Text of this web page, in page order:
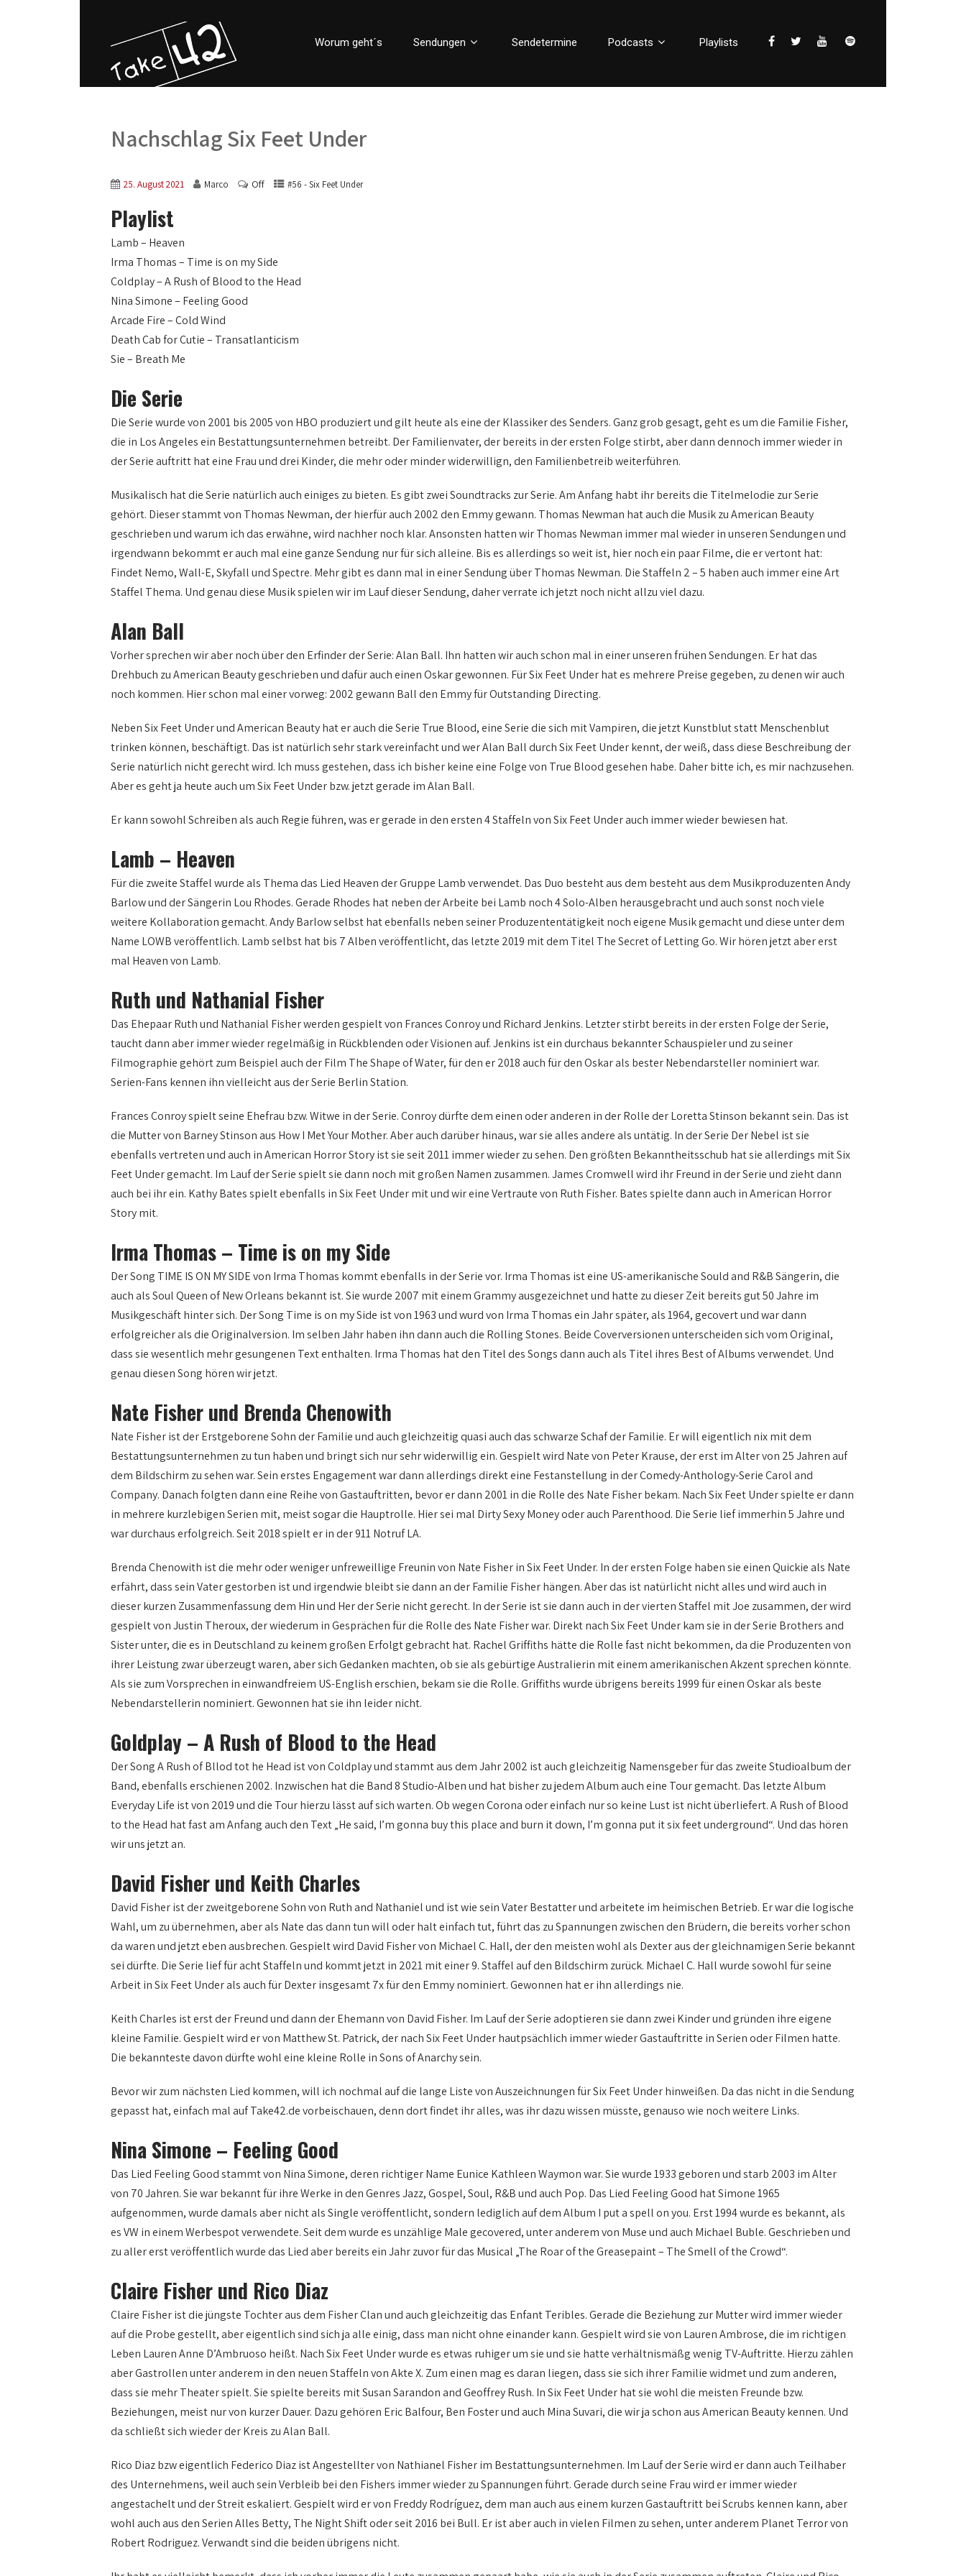
Worum geht´s Sendungen Sendetermine Podcasts Playlists
Nachschlag Six Feet Under
25. August 2021 Marco Off #56 - Six Feet Under
Playlist
Lamb – Heaven
Irma Thomas – Time is on my Side
Coldplay – A Rush of Blood to the Head
Nina Simone – Feeling Good
Arcade Fire – Cold Wind
Death Cab for Cutie – Transatlanticism
Sie – Breath Me
Die Serie
Die Serie wurde von 2001 bis 2005 von HBO produziert und gilt heute als eine der Klassiker des Senders. Ganz grob gesagt, geht es um die Familie Fisher,
die in Los Angeles ein Bestattungsunternehmen betreibt. Der Familienvater, der bereits in der ersten Folge stirbt, aber dann dennoch immer wieder in
der Serie auftritt hat eine Frau und drei Kinder, die mehr oder minder widerwillign, den Familienbetreib weiterführen.
Musikalisch hat die Serie natürlich auch einiges zu bieten. Es gibt zwei Soundtracks zur Serie. Am Anfang habt ihr bereits die Titelmelodie zur Serie
gehört. Dieser stammt von Thomas Newman, der hierfür auch 2002 den Emmy gewann. Thomas Newman hat auch die Musik zu American Beauty
geschrieben und warum ich das erwähne, wird nachher noch klar. Ansonsten hatten wir Thomas Newman immer mal wieder in unseren Sendungen und
irgendwann bekommt er auch mal eine ganze Sendung nur für sich alleine. Bis es allerdings so weit ist, hier noch ein paar Filme, die er vertont hat:
Findet Nemo, Wall-E, Skyfall und Spectre. Mehr gibt es dann mal in einer Sendung über Thomas Newman. Die Staffeln 2 – 5 haben auch immer eine Art
Staffel Thema. Und genau diese Musik spielen wir im Lauf dieser Sendung, daher verrate ich jetzt noch nicht allzu viel dazu.
Alan Ball
Vorher sprechen wir aber noch über den Erfinder der Serie: Alan Ball. Ihn hatten wir auch schon mal in einer unseren frühen Sendungen. Er hat das
Drehbuch zu American Beauty geschrieben und dafür auch einen Oskar gewonnen. Für Six Feet Under hat es mehrere Preise gegeben, zu denen wir auch
noch kommen. Hier schon mal einer vorweg: 2002 gewann Ball den Emmy für Outstanding Directing.
Neben Six Feet Under und American Beauty hat er auch die Serie True Blood, eine Serie die sich mit Vampiren, die jetzt Kunstblut statt Menschenblut
trinken können, beschäftigt. Das ist natürlich sehr stark vereinfacht und wer Alan Ball durch Six Feet Under kennt, der weiß, dass diese Beschreibung der
Serie natürlich nicht gerecht wird. Ich muss gestehen, dass ich bisher keine eine Folge von True Blood gesehen habe. Daher bitte ich, es mir nachzusehen.
Aber es geht ja heute auch um Six Feet Under bzw. jetzt gerade im Alan Ball.
Er kann sowohl Schreiben als auch Regie führen, was er gerade in den ersten 4 Staffeln von Six Feet Under auch immer wieder bewiesen hat.
Lamb – Heaven
Für die zweite Staffel wurde als Thema das Lied Heaven der Gruppe Lamb verwendet. Das Duo besteht aus dem besteht aus dem Musikproduzenten Andy
Barlow und der Sängerin Lou Rhodes. Gerade Rhodes hat neben der Arbeite bei Lamb noch 4 Solo-Alben herausgebracht und auch sonst noch viele
weitere Kollaboration gemacht. Andy Barlow selbst hat ebenfalls neben seiner Produzententätigkeit noch eigene Musik gemacht und diese unter dem
Name LOWB veröffentlich. Lamb selbst hat bis 7 Alben veröffentlicht, das letzte 2019 mit dem Titel The Secret of Letting Go. Wir hören jetzt aber erst
mal Heaven von Lamb.
Ruth und Nathanial Fisher
Das Ehepaar Ruth und Nathanial Fisher werden gespielt von Frances Conroy und Richard Jenkins. Letzter stirbt bereits in der ersten Folge der Serie,
taucht dann aber immer wieder regelmäßig in Rückblenden oder Visionen auf. Jenkins ist ein durchaus bekannter Schauspieler und zu seiner
Filmographie gehört zum Beispiel auch der Film The Shape of Water, für den er 2018 auch für den Oskar als bester Nebendarsteller nominiert war.
Serien-Fans kennen ihn vielleicht aus der Serie Berlin Station.
Frances Conroy spielt seine Ehefrau bzw. Witwe in der Serie. Conroy dürfte dem einen oder anderen in der Rolle der Loretta Stinson bekannt sein. Das ist
die Mutter von Barney Stinson aus How I Met Your Mother. Aber auch darüber hinaus, war sie alles andere als untätig. In der Serie Der Nebel ist sie
ebenfalls vertreten und auch in American Horror Story ist sie seit 2011 immer wieder zu sehen. Den größten Bekanntheitsschub hat sie allerdings mit Six
Feet Under gemacht. Im Lauf der Serie spielt sie dann noch mit großen Namen zusammen. James Cromwell wird ihr Freund in der Serie und zieht dann
auch bei ihr ein. Kathy Bates spielt ebenfalls in Six Feet Under mit und wir eine Vertraute von Ruth Fisher. Bates spielte dann auch in American Horror
Story mit.
Irma Thomas – Time is on my Side
Der Song TIME IS ON MY SIDE von Irma Thomas kommt ebenfalls in der Serie vor. Irma Thomas ist eine US-amerikanische Sould and R&B Sängerin, die
auch als Soul Queen of New Orleans bekannt ist. Sie wurde 2007 mit einem Grammy ausgezeichnet und hatte zu dieser Zeit bereits gut 50 Jahre im
Musikgeschäft hinter sich. Der Song Time is on my Side ist von 1963 und wurd von Irma Thomas ein Jahr später, als 1964, gecovert und war dann
erfolgreicher als die Originalversion. Im selben Jahr haben ihn dann auch die Rolling Stones. Beide Coverversionen unterscheiden sich vom Original,
dass sie wesentlich mehr gesungenen Text enthalten. Irma Thomas hat den Titel des Songs dann auch als Titel ihres Best of Albums verwendet. Und
genau diesen Song hören wir jetzt.
Nate Fisher und Brenda Chenowith
Nate Fisher ist der Erstgeborene Sohn der Familie und auch gleichzeitig quasi auch das schwarze Schaf der Familie. Er will eigentlich nix mit dem
Bestattungsunternehmen zu tun haben und bringt sich nur sehr widerwillig ein. Gespielt wird Nate von Peter Krause, der erst im Alter von 25 Jahren auf
dem Bildschirm zu sehen war. Sein erstes Engagement war dann allerdings direkt eine Festanstellung in der Comedy-Anthology-Serie Carol and
Company. Danach folgten dann eine Reihe von Gastauftritten, bevor er dann 2001 in die Rolle des Nate Fisher bekam. Nach Six Feet Under spielte er dann
in mehrere kurzlebigen Serien mit, meist sogar die Hauptrolle. Hier sei mal Dirty Sexy Money oder auch Parenthood. Die Serie lief immerhin 5 Jahre und
war durchaus erfolgreich. Seit 2018 spielt er in der 911 Notruf LA.
Brenda Chenowith ist die mehr oder weniger unfreweillige Freunin von Nate Fisher in Six Feet Under. In der ersten Folge haben sie einen Quickie als Nate
erfährt, dass sein Vater gestorben ist und irgendwie bleibt sie dann an der Familie Fisher hängen. Aber das ist natürlicht nicht alles und wird auch in
dieser kurzen Zusammenfassung dem Hin und Her der Serie nicht gerecht. In der Serie ist sie dann auch in der vierten Staffel mit Joe zusammen, der wird
gespielt von Justin Theroux, der wiederum in Gesprächen für die Rolle des Nate Fisher war. Direkt nach Six Feet Under kam sie in der Serie Brothers and
Sister unter, die es in Deutschland zu keinem großen Erfolgt gebracht hat. Rachel Griffiths hätte die Rolle fast nicht bekommen, da die Produzenten von
ihrer Leistung zwar überzeugt waren, aber sich Gedanken machten, ob sie als gebürtige Australierin mit einem amerikanischen Akzent sprechen könnte.
Als sie zum Vorsprechen in einwandfreiem US-English erschien, bekam sie die Rolle. Griffiths wurde übrigens bereits 1999 für einen Oskar als beste
Nebendarstellerin nominiert. Gewonnen hat sie ihn leider nicht.
Goldplay – A Rush of Blood to the Head
Der Song A Rush of Bllod tot he Head ist von Coldplay und stammt aus dem Jahr 2002 ist auch gleichzeitig Namensgeber für das zweite Studioalbum der
Band, ebenfalls erschienen 2002. Inzwischen hat die Band 8 Studio-Alben und hat bisher zu jedem Album auch eine Tour gemacht. Das letzte Album
Everyday Life ist von 2019 und die Tour hierzu lässt auf sich warten. Ob wegen Corona oder einfach nur so keine Lust ist nicht überliefert. A Rush of Blood
to the Head hat fast am Anfang auch den Text „He said, I’m gonna buy this place and burn it down, I’m gonna put it six feet underground“. Und das hören
wir uns jetzt an.
David Fisher und Keith Charles
David Fisher ist der zweitgeborene Sohn von Ruth and Nathaniel und ist wie sein Vater Bestatter und arbeitete im heimischen Betrieb. Er war die logische
Wahl, um zu übernehmen, aber als Nate das dann tun will oder halt einfach tut, führt das zu Spannungen zwischen den Brüdern, die bereits vorher schon
da waren und jetzt eben ausbrechen. Gespielt wird David Fisher von Michael C. Hall, der den meisten wohl als Dexter aus der gleichnamigen Serie bekannt
sei dürfte. Die Serie lief für acht Staffeln und kommt jetzt in 2021 mit einer 9. Staffel auf den Bildschirm zurück. Michael C. Hall wurde sowohl für seine
Arbeit in Six Feet Under als auch für Dexter insgesamt 7x für den Emmy nominiert. Gewonnen hat er ihn allerdings nie.
Keith Charles ist erst der Freund und dann der Ehemann von David Fisher. Im Lauf der Serie adoptieren sie dann zwei Kinder und gründen ihre eigene
kleine Familie. Gespielt wird er von Matthew St. Patrick, der nach Six Feet Under hautpsächlich immer wieder Gastauftritte in Serien oder Filmen hatte.
Die bekannteste davon dürfte wohl eine kleine Rolle in Sons of Anarchy sein.
Bevor wir zum nächsten Lied kommen, will ich nochmal auf die lange Liste von Auszeichnungen für Six Feet Under hinweißen. Da das nicht in die Sendung
gepasst hat, einfach mal auf Take42.de vorbeischauen, denn dort findet ihr alles, was ihr dazu wissen müsste, genauso wie noch weitere Links.
Nina Simone – Feeling Good
Das Lied Feeling Good stammt von Nina Simone, deren richtiger Name Eunice Kathleen Waymon war. Sie wurde 1933 geboren und starb 2003 im Alter
von 70 Jahren. Sie war bekannt für ihre Werke in den Genres Jazz, Gospel, Soul, R&B und auch Pop. Das Lied Feeling Good hat Simone 1965
aufgenommen, wurde damals aber nicht als Single veröffentlicht, sondern lediglich auf dem Album I put a spell on you. Erst 1994 wurde es bekannt, als
es VW in einem Werbespot verwendete. Seit dem wurde es unzählige Male gecovered, unter anderem von Muse und auch Michael Buble. Geschrieben und
zu aller erst veröffentlich wurde das Lied aber bereits ein Jahr zuvor für das Musical „The Roar of the Greasepaint – The Smell of the Crowd“.
Claire Fisher und Rico Diaz
Claire Fisher ist die jüngste Tochter aus dem Fisher Clan und auch gleichzeitig das Enfant Teribles. Gerade die Beziehung zur Mutter wird immer wieder
auf die Probe gestellt, aber eigentlich sind sich ja alle einig, dass man nicht ohne einander kann. Gespielt wird sie von Lauren Ambrose, die im richtigen
Leben Lauren Anne D’Ambruoso heißt. Nach Six Feet Under wurde es etwas ruhiger um sie und sie hatte verhältnismäßg wenig TV-Auftritte. Hierzu zählen
aber Gastrollen unter anderem in den neuen Staffeln von Akte X. Zum einen mag es daran liegen, dass sie sich ihrer Familie widmet und zum anderen,
dass sie mehr Theater spielt. Sie spielte bereits mit Susan Sarandon and Geoffrey Rush. In Six Feet Under hat sie wohl die meisten Freunde bzw.
Beziehungen, meist nur von kurzer Dauer. Dazu gehören Eric Balfour, Ben Foster und auch Mina Suvari, die wir ja schon aus American Beauty kennen. Und
da schließt sich wieder der Kreis zu Alan Ball.
Rico Diaz bzw eigentlich Federico Diaz ist Angestellter von Nathianel Fisher im Bestattungsunternehmen. Im Lauf der Serie wird er dann auch Teilhaber
des Unternehmens, weil auch sein Verbleib bei den Fishers immer wieder zu Spannungen führt. Gerade durch seine Frau wird er immer wieder
angestachelt und der Streit eskaliert. Gespielt wird er von Freddy Rodríguez, dem man auch aus einem kurzen Gastauftritt bei Scrubs kennen kann, aber
wohl auch aus den Serien Alles Betty, The Night Shift oder seit 2016 bei Bull. Er ist aber auch in vielen Filmen zu sehen, unter anderem Planet Terror von
Robert Rodriguez. Verwandt sind die beiden übrigens nicht.